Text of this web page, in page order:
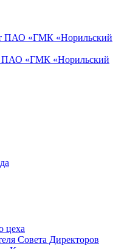
ПАО «ГМК «Норильский
ПАО «ГМК «Норильский
цеха
Совета Директоров